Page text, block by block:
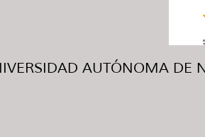
AUTÓNOMA DE